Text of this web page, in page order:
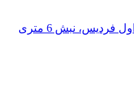
کرج، سه راه حافظیه، نرسیده به فلکه اول فردیس، نبش 6 متری